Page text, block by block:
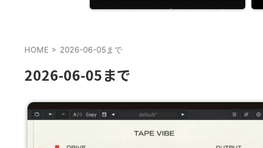
HOME > 2026-06-05まで
2026-06-05まで